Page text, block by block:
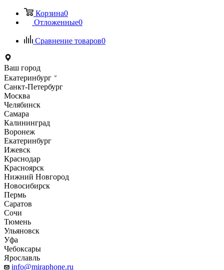
Корзина0
Отложенные0
Сравнение товаров0
Ваш город
Екатеринбург
Санкт-Петербург
Москва
Челябинск
Самара
Калининград
Воронеж
Екатеринбург
Ижевск
Краснодар
Красноярск
Нижний Новгород
Новосибирск
Пермь
Саратов
Сочи
Тюмень
Ульяновск
Уфа
Чебоксары
Ярославль
info@miraphone.ru